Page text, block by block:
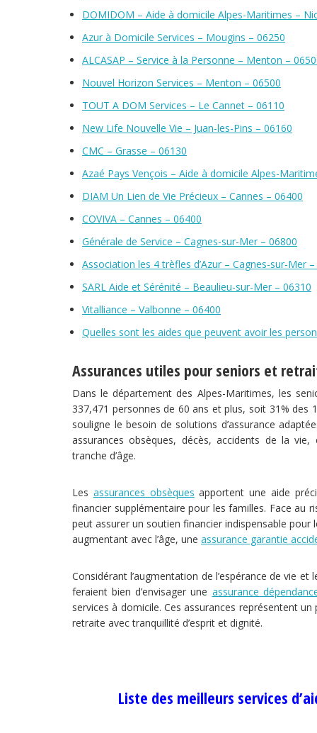
DOMIDOM – Aide à domicile Alpes-Maritimes –
Azur à Domicile Services – Mougins – 06250
ALCASAP – Service à la Personne – Menton –
Nouvel Horizon Services – Menton – 06500
TOUT A DOM Services – Le Cannet – 06110
New Life Nouvelle Vie – Juan-les-Pins – 06160
CMC – Grasse – 06130
Azaé Pays Vençois – Aide à domicile Alpes-
DIAM Un Lien de Vie Précieux – Cannes – 06400
COVIVA – Cannes – 06400
Générale de Service – Cagnes-sur-Mer – 06800
Association les 4 trèfles d’Azur – Cagnes-sur-Mer
SARL Aide et Sérénité – Beaulieu-sur-Mer – 06310
Vitalliance – Valbonne – 06400
Quelles sont les aides que peuvent avoir les
Assurances utiles pour seniors et
Dans le département des Alpes-Maritimes, les
337,471 personnes de 60 ans et plus, soit 31%
souligne le besoin de solutions d’assurance
assurances obsèques, décès, accidents de la
tranche d’âge.
Les assurances obsèques apportent une aide
financier supplémentaire pour les familles. Face au
peut assurer un soutien financier indispensable pour
augmentant avec l’âge, une assurance garantie
Considérant l’augmentation de l’espérance de vie
feraient bien d’envisager une assurance
services à domicile. Ces assurances représentent
retraite avec tranquillité d’esprit et dignité.
Liste des meilleurs services